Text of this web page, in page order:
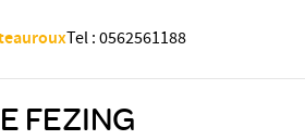
Tel:0562561188
FEZING